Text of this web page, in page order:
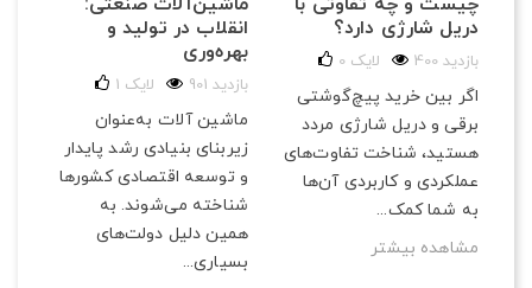
انقلاب در تولید و
بهره‌وری
901 بازدید 1 لایک
ماشین آلات به‌عنوان
زیربنای بنیادی رشد پایدار
و توسعه اقتصادی کشورها
شناخته می‌شوند. به
همین دلیل دولت‌های
بسیاری...
چیست و چه تفاوتی با
دریل شارژی دارد؟
400 بازدید 0 لایک
اگر بین خرید پیچ‌گوشتی
برقی و دریل شارژی مردد
هستید، شناخت تفاوت‌های
عملکردی و کاربردی آن‌ها
به شما کمک...
مشاهده بیشتر